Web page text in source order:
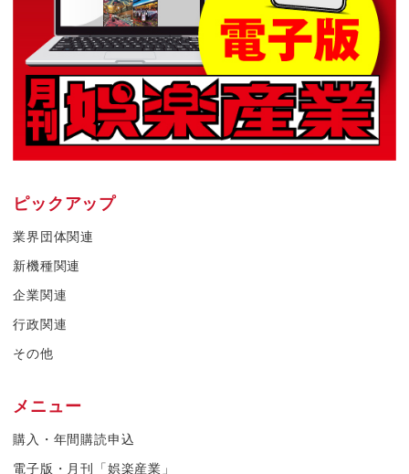
ピックアップ
業界団体関連
新機種関連
企業関連
行政関連
その他
メニュー
購入・年間購読申込
電子版・月刊「娯楽産業」